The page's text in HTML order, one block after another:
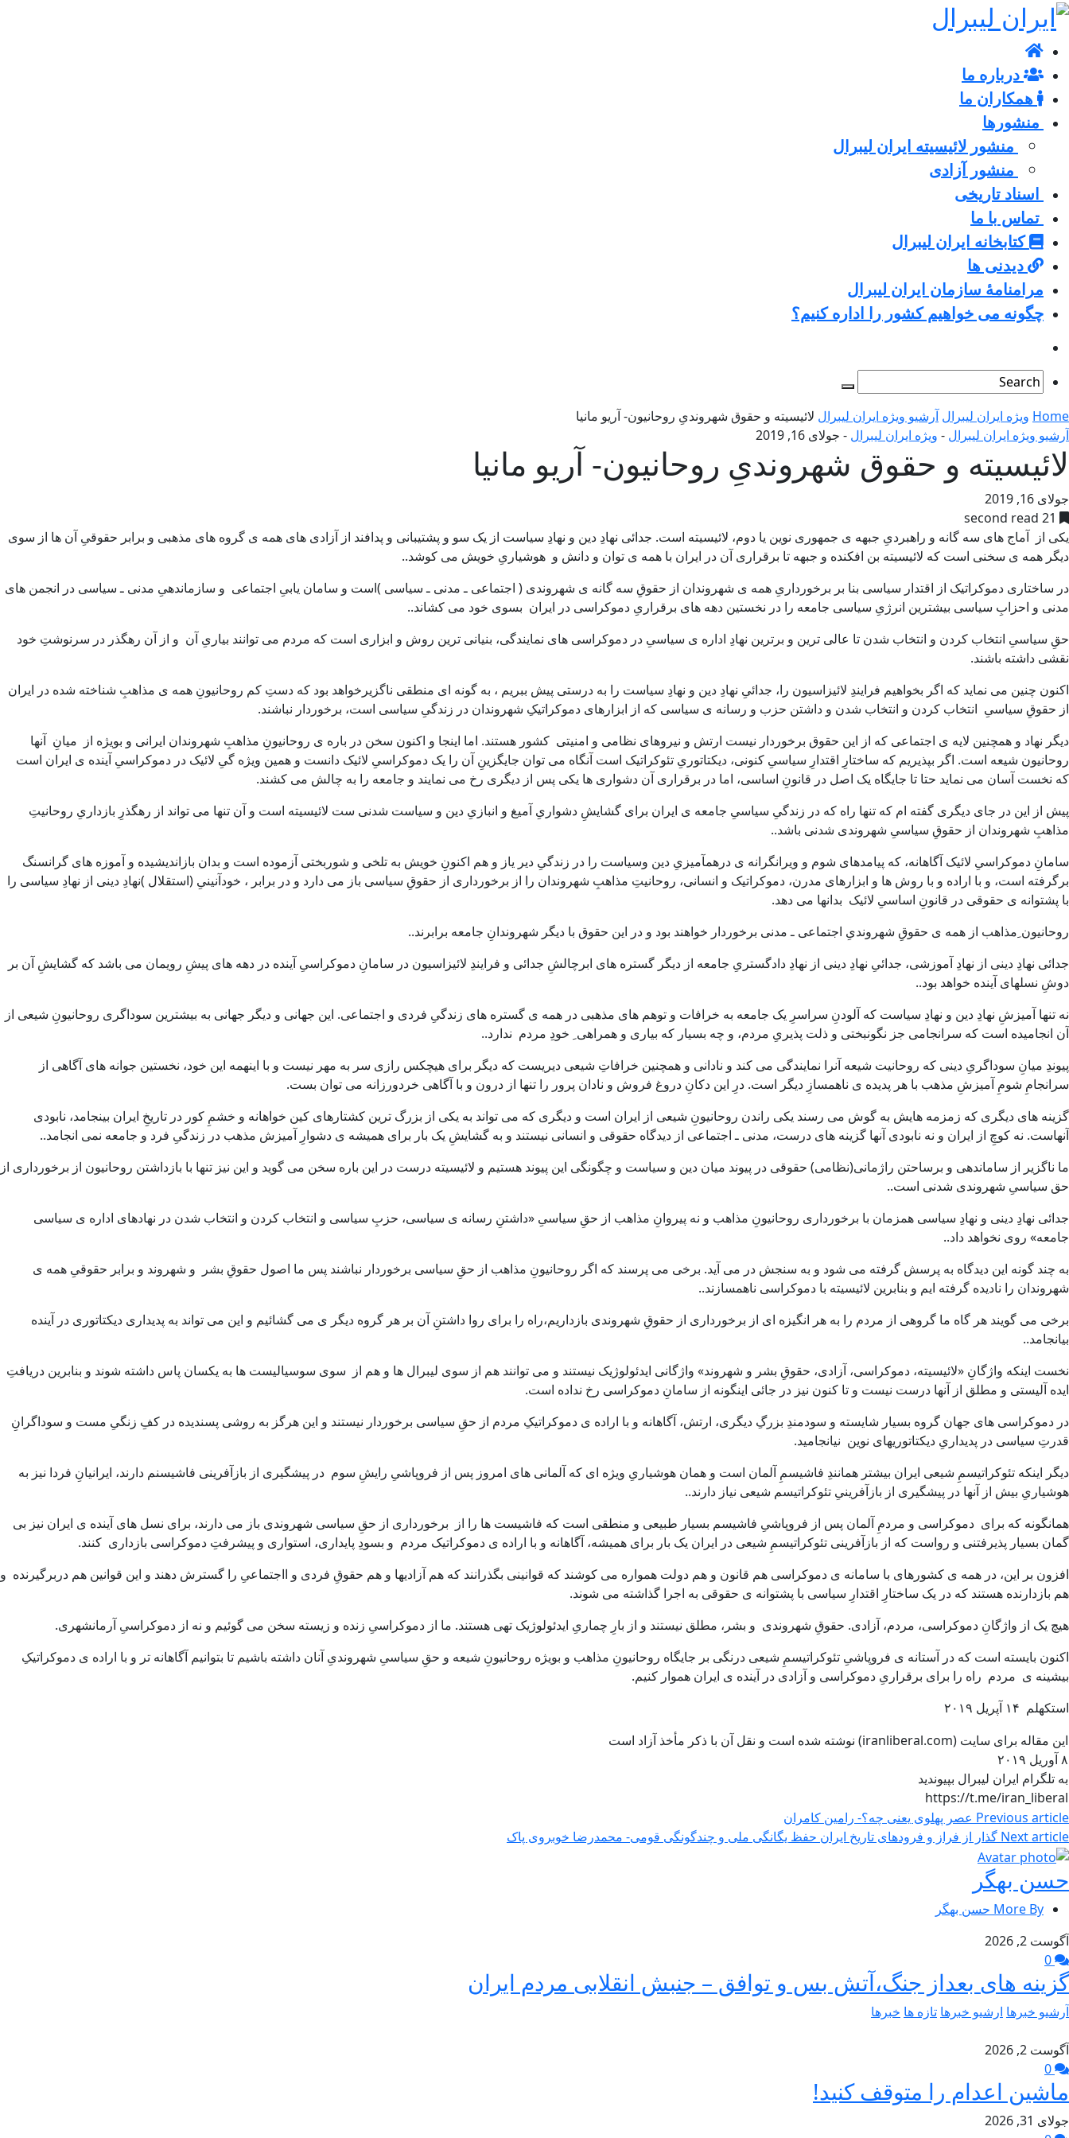
درباره ما
همکاران ما
منشورها
منشور لائیسیته ایران لیبرال
منشور آزادی
اسناد تاریخی
تماس با ما
کتابخانه ایران لیبرال
دیدنی ها
مرامنامۀ سازمان ایران لیبرال
چگونه می خواهیم کشور را اداره کنیم؟
Home ویژه ایران لیبرال آرشیو ویژه ایران لیبرال لائیسیته و حقوق شهروندیِ روحانیون- آریو مانیا
آرشیو ویژه ایران لیبرال - ویژه ایران لیبرال - جولای 16, 2019
لائیسیته و حقوق شهروندیِ روحانیون- آریو مانیا
جولای 16, 2019
21 second read
یکی از آماج های سه گانه و راهبردیِ جبهه ی جمهوری نوین یا دوم، لائیسیته است. جدائی نهادِ دین و نهادِ سیاست از یک سو و پشتیبانی و پدافند از آزادی های همه ی گروه های مذهبی و برابر حقوقیِ آن ها از سوی
دیگر همه ی سخنی است که لائیسیته بن افکنده و جبهه تا برقراری آن در ایران با همه ی توان و دانش و هوشیاریِ خویش می کوشد..
در ساختاری دموکراتیک از اقتدار سیاسی بنا بر برخورداریِ همه ی شهروندان از حقوقِ سه گانه ی شهروندی ( اجتماعی ـ مدنی ـ سیاسی )است و سامان یابیِ اجتماعی و سازماندهیِ مدنی ـ سیاسی در انجمن های
مدنی و احزابِ سیاسی بیشترین انرژیِ سیاسی جامعه را در نخستین دهه های برقراریِ دموکراسی در ایران بسوی خود می کشاند..
حقِ سیاسیِ انتخاب کردن و انتخاب شدن تا عالی ترین و برترین نهادِ اداره ی سیاسیِ در دموکراسی های نمایندگی، بنیانی ترین روش و ابزاری است که مردم می توانند بیاریِ آن و از آن رهگذر در سرنوشتِ خود
نقشی داشته باشند.
اکنون چنین می نماید که اگر بخواهیم فرایندِ لائیزاسیون را، جدائیِ نهادِ دین و نهادِ سیاست را به درستی پیش ببریم ، به گونه ای منطقی ناگزیرخواهد بود که دستِ کم روحانیونِ همه ی مذاهبِ شناخته شده در ایران
از حقوقِ سیاسیِ انتخاب کردن و انتخاب شدن و داشتن حزب و رسانه ی سیاسی که از ابزارهای دموکراتیکِ شهروندان در زندگیِ سیاسی است، برخوردار نباشند.
دیگر نهاد و همچنین لایه ی اجتماعی که از این حقوق برخوردار نیست ارتش و نیروهای نظامی و امنیتی کشور هستند. اما اینجا و اکنون سخن در باره ی روحانیونِ مذاهبِ شهروندان ایرانی و بویژه از میانِ آنها
روحانیون شیعه است. اگر بپذیریم که ساختارِ اقتدارِ سیاسیِ کنونی، دیکتاتوریِ تئوکراتیک است آنگاه می توان جایگزینِ آن را یک دموکراسیِ لائیک دانست و همین ویژه گیِ لائیک در دموکراسیِ آینده ی ایران است
که نخست آسان می نماید حتا تا جایگاه یک اصل در قانونِ اساسی، اما در برقراری آن دشواری ها یکی پس از دیگری رخ می نمایند و جامعه را به چالش می کشند.
پیش از این در جای دیگری گفته ام که تنها راه که در زندگیِ سیاسیِ جامعه ی ایران برای گشایشِ دشواریِ آمیغ و انبازیِ دین و سیاست شدنی ست لائیسیته است و آن تنها می تواند از رهگذرِ بازداریِ روحانیتِ
مذاهبِ شهروندان از حقوقِ سیاسیِ شهروندی شدنی باشد..
سامانِ دموکراسیِ لائیک آگاهانه، که پیامدهای شوم و ویرانگرانه ی درهمآمیزیِ دین وسیاست را در زندگیِ دیر یاز و هم اکنونِ خویش به تلخی و شوربختی آزموده است و بدان بازاندیشیده و آموزه های گرانسنگ
برگرفته است، و با اراده و با روش ها و ابزارهای مدرن، دموکراتیک و انسانی، روحانیتِ مذاهبِ شهروندان را از برخورداری از حقوقِ سیاسی باز می دارد و در برابر ، خودآنینیِ (استقلال )نهادِ دینی از نهادِ سیاسی را
با پشتوانه ی حقوقی در قانونِ اساسیِ لائیک بدانها می دهد.
روحانیون ِمذاهب از همه ی حقوقِ شهروندیِ اجتماعی ـ مدنی برخوردار خواهند بود و در این حقوق با دیگر شهروندانِ جامعه برابرند..
جدائی نهادِ دینی از نهادِ آموزشی، جدائیِ نهادِ دینی از نهادِ دادگستریِ جامعه از دیگر گستره های ابرچالشِ جدائی و فرایندِ لائیزاسیون در سامانِ دموکراسیِ آینده در دهه های پیشِ رویمان می باشد که گشایشِ آن بر
دوشِ نسلهای آینده خواهد بود..
نه تنها آمیزشِ نهادِ دین و نهادِ سیاست که آلودنِ سراسرِ یک جامعه به خرافات و توهم های مذهبی در همه ی گستره های زندگیِ فردی و اجتماعی. این جهانی و دیگر جهانی به بیشترین سوداگری روحانیونِ شیعی از
آن انجامیده است که سرانجامی جز نگونبختی و ذلت پذیریِ مردم، و چه بسیار که بیاری و همراهی ِ خودِ مردم ندارد..
پیوندِ میانِ سوداگریِ دینی که روحانیت شیعه آنرا نمایندگی می کند و نادانی و همچنین خرافاتِ شیعی دیریست که دیگر برای هیچکس رازی سر به مهر نیست و با اینهمه این خود، نخستین جوانه های آگاهی از
سرانجامِ شومِ آمیزشِ مذهب با هر پدیده ی ناهمسازِ دیگر است. درِ این دکانِ دروغ فروش و نادان پرور را تنها از درون و با آگاهی خردورزانه می توان بست.
گزینه های دیگری که زمزمه هایش به گوش می رسند یکی راندن روحانیونِ شیعی از ایران است و دیگری که می تواند به یکی از بزرگ ترین کشتارهای کین خواهانه و خشمِ کور در تاریخِ ایران بینجامد، نابودی
آنهاست. نه کوچِ از ایران و نه نابودی آنها گزینه های درست، مدنی ـ اجتماعی از دیدگاه حقوقی و انسانی نیستند و به گشایشِ یک بار برای همیشه ی دشوارِ آمیزش مذهب در زندگیِ فرد و جامعه نمی انجامد..
ما ناگزیر از ساماندهی و برساحتن راژمانی(نظامی) حقوقی در پیوند میان دین و سیاست و چگونگی این پیوند هستیم و لائیسیته درست در این باره سخن می گوید و این نیز تنها با بازداشتن روحانیون از برخورداری از
حق سیاسیِ شهروندی شدنی است..
جدائی نهادِ دینی و نهادِ سیاسی همزمان با برخورداری روحانیونِ مذاهب و نه پیروانِ مذاهب از حقِ سیاسیِ «داشتنِ رسانه ی سیاسی، حزبِ سیاسی و انتخاب کردن و انتخاب شدن در نهادهای اداره ی سیاسی
جامعه» روی نخواهد داد..
به چند گونه این دیدگاه به پرسش گرفته می شود و به سنجش در می آید. برخی می پرسند که اگر روحانیونِ مذاهب از حقِ سیاسی برخوردار نباشند پس ما اصول حقوقِ بشر و شهروند و برابر حقوقیِ همه ی
شهروندان را نادیده گرفته ایم و بنابرین لائیسیته با دموکراسی ناهمسازند..
برخی می گویند هر گاه ما گروهی از مردم را به هر انگیزه ای از برخورداری از حقوقِ شهروندی بازداریم،راه را برای روا داشتنِ آن بر هر گروه دیگر ی می گشائیم و این می تواند به پدیداری دیکتاتوری در آینده
بیانجامد..
نخست اینکه واژگانِ «لائیسیته، دموکراسی، آزادی، حقوقِ بشر و شهروند» واژگانی ایدئولوژیک نیستند و می توانند هم از سوی لیبرال ها و هم از سوی سوسیالیست ها به یکسان پاس داشته شوند و بنابرین دریافتِ
ایده آلیستی و مطلق از آنها درست نیست و تا کنون نیز در جائی اینگونه از سامانِ دموکراسی رخ نداده است.
در دموکراسی های جهان گروه بسیار شایسته و سودمندِ بزرگِ دیگری، ارتش، آگاهانه و با اراده ی دموکراتیکِ مردم از حقِ سیاسی برخوردار نیستند و این هرگز به روشی پسندیده در کفِ زنگیِ مست و سوداگرانِ
قدرتِ سیاسی در پدیداریِ دیکتاتوریهای نوین نیانجامید.
دیگر اینکه تئوکراتیسمِ شیعی ایران بیشتر همانندِ فاشیسمِ آلمان است و همان هوشیاریِ ویژه ای که آلمانی های امروز پس از فروپاشیِ رایشِ سوم در پیشگیری از بازآفرینی فاشیسنم دارند، ایرانیانِ فردا نیز به
هوشیاریِ بیش از آنها در پیشگیری از بازآفرینیِ تئوکراتیسم شیعی نیاز دارند..
همانگونه که برای دموکراسی و مردمِ آلمان پس از فروپاشیِ فاشیسم بسیار طبیعی و منطقی است که فاشیست ها را از برخورداری از حقِ سیاسی شهروندی باز می دارند، برای نسل های آینده ی ایران نیز بی
گمان بسیار پذیرفتنی و رواست که از بازآفرینی تئوکراتیسمِ شیعی در ایران یک بار برای همیشه، آگاهانه و با اراده ی دموکراتیک مردم و بسودِ پایداری، استواری و پیشرفتِ دموکراسی بازداری کنند.
افزون بر این، در همه ی کشورهای با سامانه ی دموکراسی هم قانون و هم دولت همواره می کوشند که قوانینی بگذرانند که هم آزادیها و هم حقوقِ فردی و ااجتماعیِ را گسترش دهند و این قوانین هم دربرگیرنده و
هم بازدارنده هستند که در یک ساختارِ اقتدارِ سیاسی با پشتوانه ی حقوقی به اجرا گذاشته می شوند.
هیچ یک از واژگانِ دموکراسی، مردم، آزادی. حقوقِ شهروندی و بشر، مطلق نیستند و از بارِ چماریِ ایدئولوژیک تهی هستند. ما از دموکراسیِ زنده و زیسته سخن می گوئیم و نه از دموکراسیِ آرمانشهری.
اکنون بایسته است که در آستانه ی فروپاشیِ تئوکراتیسمِ شیعی درنگی بر جایگاه روحانیونِ مذاهب و بویژه روحانیونِ شیعه و حقِ سیاسیِ شهروندیِ آنان داشته باشیم تا بتوانیم آگاهانه تر و با اراده ی دموکراتیکِ
بیشینه ی مردم راه را برای برقراریِ دموکراسی و آزادی در آینده ی ایران هموار کنیم.
استکهلم ۱۴ آپریل ۲۰۱۹
این مقاله برای سایت (iranliberal.com) نوشته شده است و نقل آن با ذکر مأخذ آزاد است
۸ آوریل ۲۰۱۹
به تلگرام ایران لیبرال بپیوندید
https://t.me/iran_liberal
Previous article عصر پهلوی یعنی چه؟- رامین کامران
Next article گذار از فراز و فرودهای تاریخ ایران حفظ یگانگی ملی و چندگونگی قومی- محمدرضا خوبروی پاک
حسن بهگر
More By حسن بهگر
آگوست 2, 2026
گزینه های بعداز جنگ،آتش بس و توافق – جنبش انقلابی مردم ایران
آرشیو خبرها ارشیو خبرها تازه ها خبرها
آگوست 2, 2026
ماشین اعدام را متوقف کنید!
جولای 31, 2026